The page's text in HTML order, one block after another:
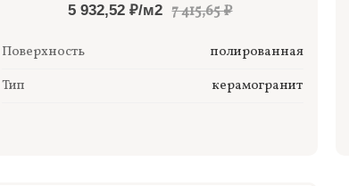
5 932,52 ₽/м2 7 415,65 ₽
Поверхность
полированная
Тип
керамогранит